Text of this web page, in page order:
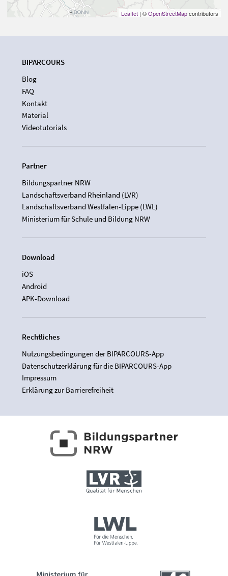
Leaflet | ©OpenStreetMapcontributors
BIPARCOURS
Blog
FAQ
Kontakt
Material
Videotutorials
Partner
Bildungspartner NRW
Landschaftsverband Rheinland (LVR)
Landschaftsverband Westfalen-Lippe (LWL)
Ministerium für Schule und Bildung NRW
Download
iOS
Android
APK-Download
Rechtliches
Nutzungsbedingungen der BIPARCOURS-App
Datenschutzerklärung für die BIPARCOURS-App
Impressum
Erklärung zur Barrierefreiheit